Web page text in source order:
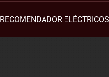
RECOMENDADOR ELÉCTRICOS